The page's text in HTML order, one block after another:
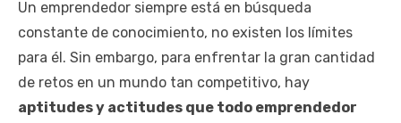
Un emprendedor siempre está en búsqueda
constante de conocimiento, no existen los límites
para él. Sin embargo, para enfrentar la gran cantidad
de retos en un mundo tan competitivo, hay
aptitudes y actitudes que todo emprendedor